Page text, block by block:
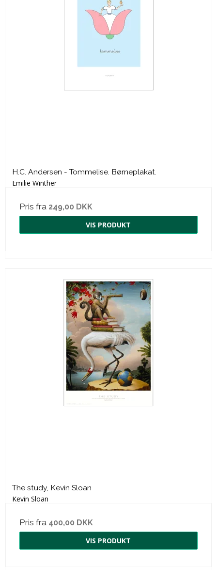
H.C. Andersen - Tommelise. Børneplakat.
Emilie Winther
Pris fra 249,00 DKK
VIS PRODUKT
The study, Kevin Sloan
Kevin Sloan
Pris fra 400,00 DKK
VIS PRODUKT